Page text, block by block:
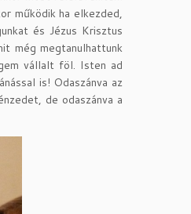
működik ha elkezded,
és Jézus Krisztus
még megtanulhattunk
vállalt föl. Isten ad
is! Odaszánva az
de odaszánva a